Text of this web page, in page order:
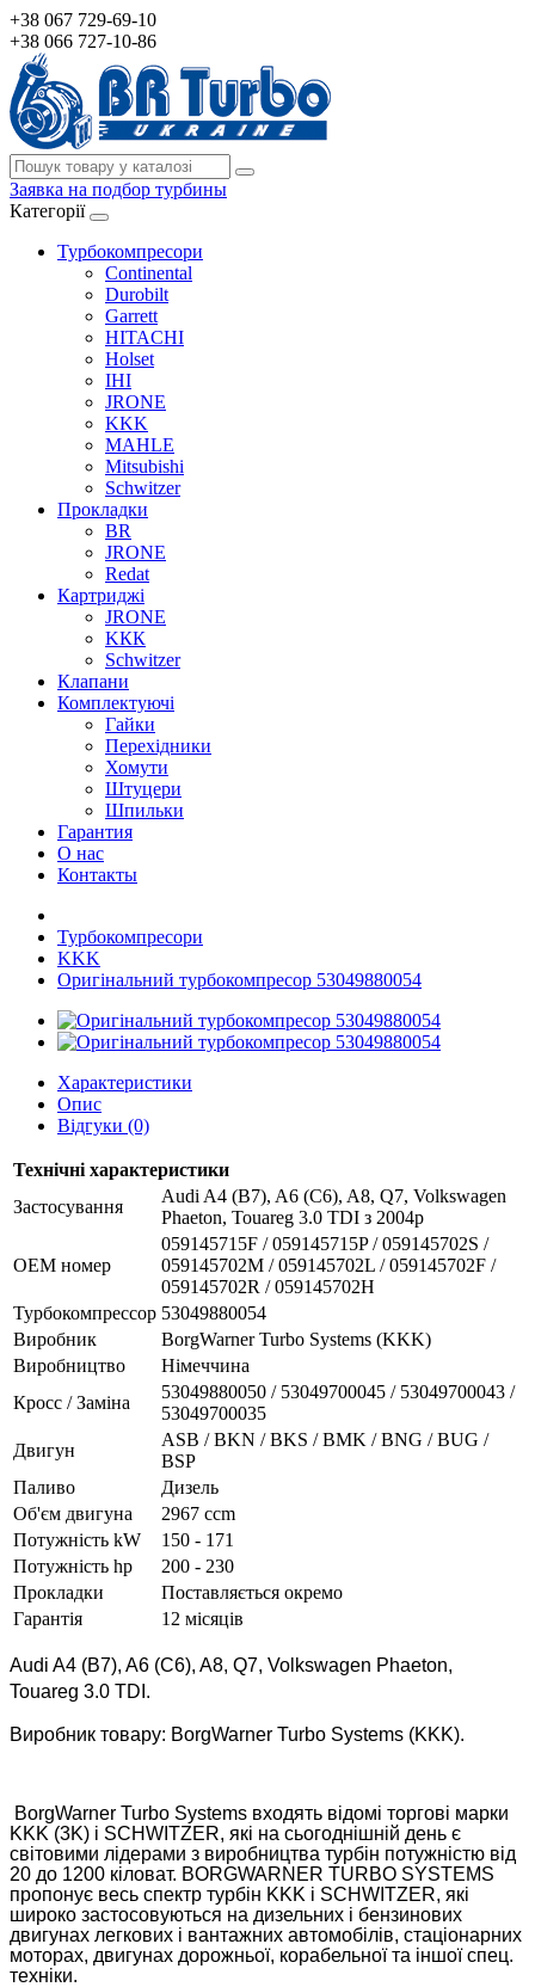
+38 067 729-69-10
+38 066 727-10-86
Заявка на подбор турбины
Категорії
Турбокомпресори
Continental
Durobilt
Garrett
HITACHI
Holset
IHI
JRONE
KKK
MAHLE
Mitsubishi
Schwitzer
Прокладки
BR
JRONE
Redat
Картриджі
JRONE
KКК
Schwitzer
Клапани
Комплектуючі
Гайки
Перехідники
Хомути
Штуцери
Шпильки
Гарантия
О нас
Контакты
Турбокомпресори
KKK
Оригінальний турбокомпресор 53049880054
Характеристики
Опис
Відгуки (0)
Технічні характеристики
Застосування
Audi A4 (B7), A6 (C6), A8, Q7, Volkswagen
Phaeton, Touareg 3.0 TDI з 2004р
OEM номер
059145715F / 059145715P / 059145702S /
059145702M / 059145702L / 059145702F /
059145702R / 059145702H
Турбокомпрессор 53049880054
Виробник
BorgWarner Turbo Systems (KKK)
Виробництво
Німеччина
Кросс / Заміна
53049880050 / 53049700045 / 53049700043 /
53049700035
Двигун
ASB / BKN / BKS / BMK / BNG / BUG /
BSP
Паливо
Дизель
Об'єм двигуна
2967 ccm
Потужність kW
150 - 171
Потужність hp
200 - 230
Прокладки
Поставляється окремо
Гарантія
12 місяців
Audi A4 (B7), A6 (C6), A8, Q7, Volkswagen Phaeton,
Touareg 3.0 TDI.
Виробник товару: BorgWarner Turbo Systems (KKK).
BorgWarner Turbo Systems входять відомі торгові марки
KKK (3K) і SCHWITZER, які на сьогоднішній день є
світовими лідерами з виробництва турбін потужністю від
20 до 1200 кіловат. BORGWARNER TURBO SYSTEMS
пропонує весь спектр турбін KKK і SCHWITZER, які
широко застосовуються на дизельних і бензинових
двигунах легкових і вантажних автомобілів, стаціонарних
моторах, двигунах дорожньої, корабельної та іншої спец.
техніки.